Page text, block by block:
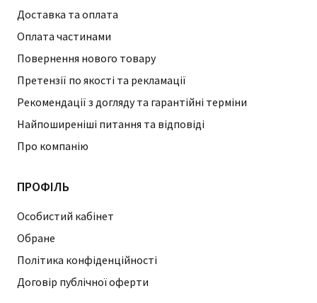
Доставка та оплата
Оплата частинами
Повернення нового товару
Претензії по якості та рекламації
Рекомендації з догляду та гарантійні терміни
Найпоширеніші питання та відповіді
Про компанію
ПРОФІЛЬ
Особистий кабінет
Обране
Політика конфіденційності
Договір публічної оферти